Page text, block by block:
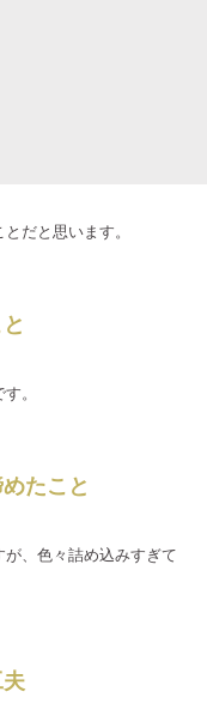
だと思います。
。
たこと
、色々詰め込みすぎて